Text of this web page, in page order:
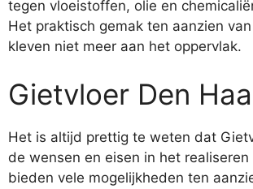
tegen vloeistoffen, olie en
Het praktisch gemak ten aanzien
kleven niet meer aan het oppervlak.
Gietvloer Den
Het is altijd prettig te weten dat
de wensen en eisen in het
bieden vele mogelijkheden ten